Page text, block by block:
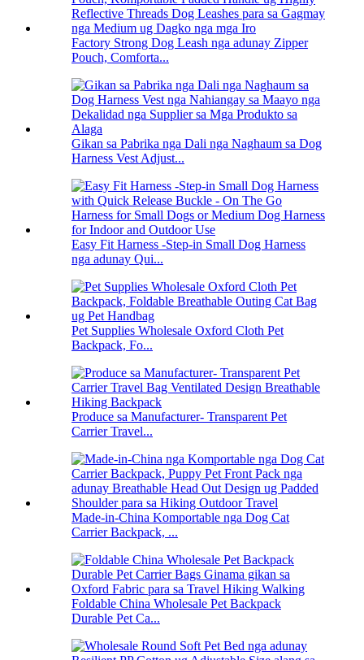
Factory Strong Dog Leash nga adunay Zipper
Pouch, Comforta...
Gikan sa Pabrika nga Dali nga Naghaum sa Dog
Harness Vest Adjust...
Easy Fit Harness -Step-in Small Dog Harness
nga adunay Qui...
Pet Supplies Wholesale Oxford Cloth Pet
Backpack, Fo...
Produce sa Manufacturer- Transparent Pet
Carrier Travel...
Made-in-China Komportable nga Dog Cat
Carrier Backpack, ...
Foldable China Wholesale Pet Backpack
Durable Pet Ca...